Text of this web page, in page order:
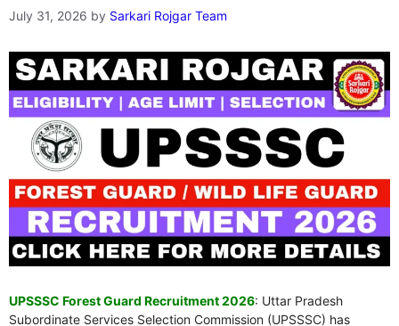
July 31, 2026 by Sarkari Rojgar Team
UPSSSC Forest Guard Recruitment 2026: Uttar Pradesh
Subordinate Services Selection Commission (UPSSSC) has